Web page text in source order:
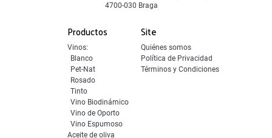
Productos
Vinos:
Blanco
Pet-Nat
Rosado
Tinto
Vino Biodinámico
Vino de Oporto
Vino Espumoso
Aceite de oliva
Site
Quiénes somos
Política de Privacidad
Términos y Condiciones
4700-030 Braga